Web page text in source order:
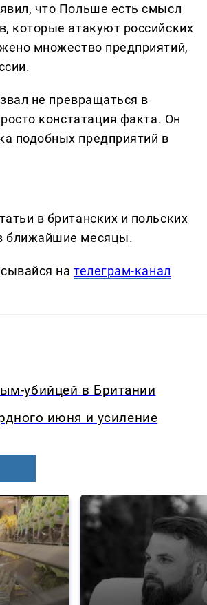
что Польше есть смысл
которые атакуют российских
множество предприятий,
не превращаться в
констатация факта. Он
подобных предприятий в
в британских и польских
ближайшие месяцы.
нателеграм-канал
убийцей в Британии
июня и усиление